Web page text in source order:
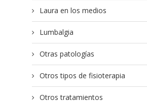
Laura en los medios
Lumbalgia
Otras patologías
Otros tipos de fisioterapia
Otros tratamientos